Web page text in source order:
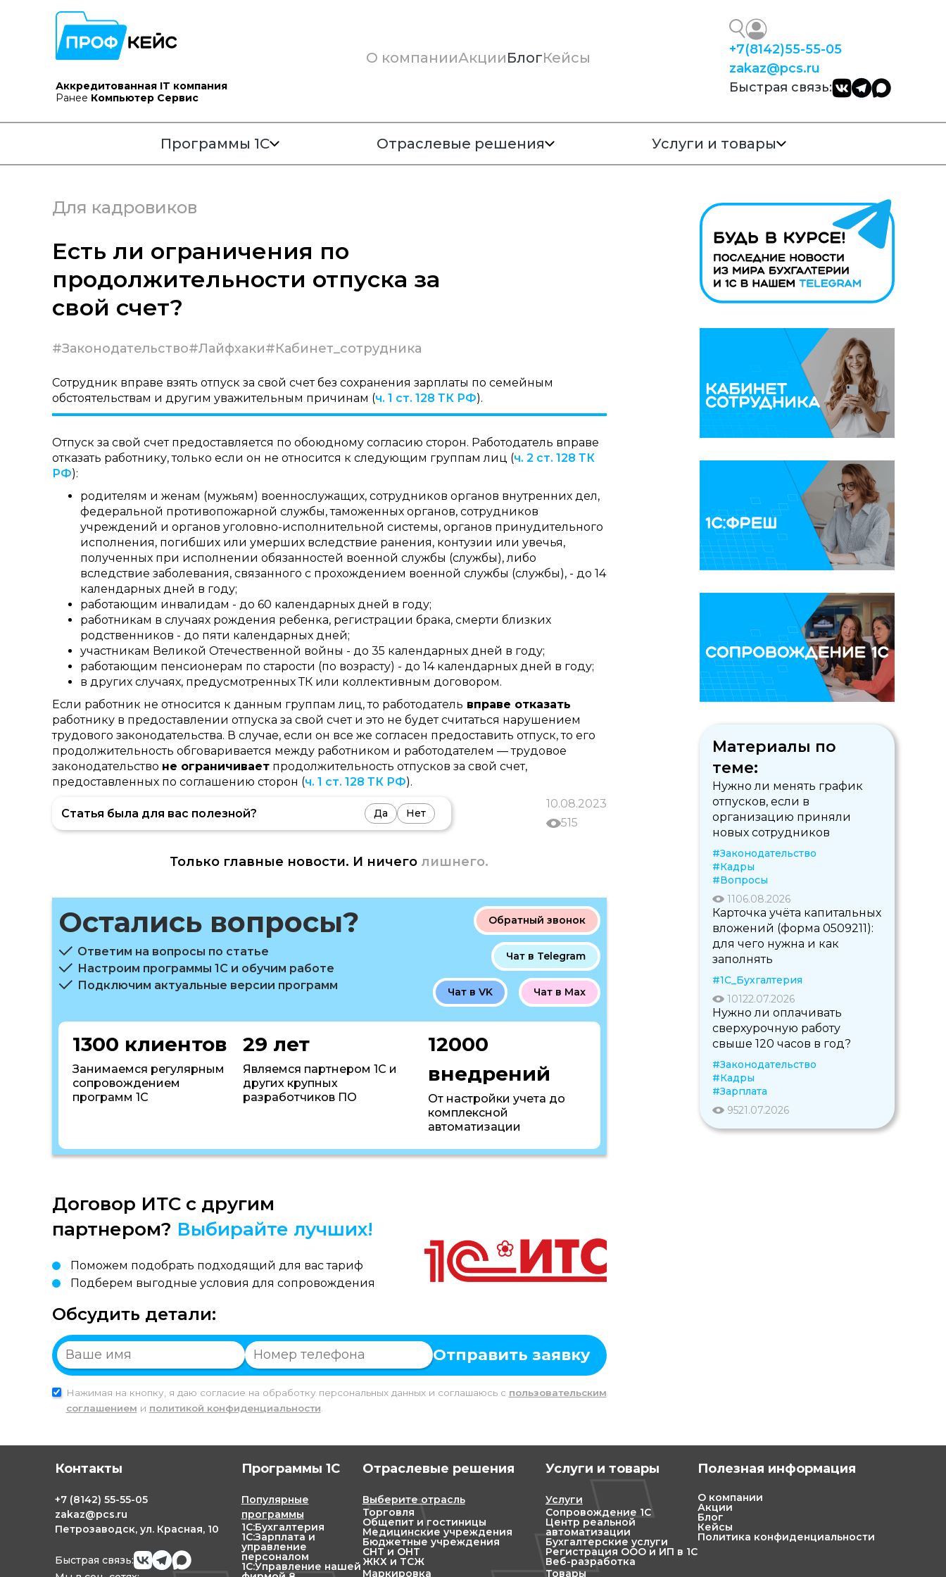
Аккредитованная IT компания
Ранее Компьютер Сервис
О компанииАкцииБлогКейсы
+7(8142)55-55-05
zakaz@pcs.ru
Быстрая связь:
Программы 1С Отраслевые решения Услуги и товары
Для кадровиков
Есть ли ограничения по
продолжительности отпуска за
свой счет?
#Законодательство#Лайфхаки#Кабинет_сотрудника
Сотрудник вправе взять отпуск за свой счет без сохранения зарплаты по семейным
обстоятельствам и другим уважительным причинам (ч. 1 ст. 128 ТК РФ).
Отпуск за свой счет предоставляется по обоюдному согласию сторон. Работодатель вправе
отказать работнику, только если он не относится к следующим группам лиц (ч. 2 ст. 128 ТК
РФ):
родителям и женам (мужьям) военнослужащих, сотрудников органов внутренних дел,
федеральной противопожарной службы, таможенных органов, сотрудников
учреждений и органов уголовно-исполнительной системы, органов принудительного
исполнения, погибших или умерших вследствие ранения, контузии или увечья,
полученных при исполнении обязанностей военной службы (службы), либо
вследствие заболевания, связанного с прохождением военной службы (службы), - до 14
календарных дней в году;
работающим инвалидам - до 60 календарных дней в году;
работникам в случаях рождения ребенка, регистрации брака, смерти близких
родственников - до пяти календарных дней;
участникам Великой Отечественной войны - до 35 календарных дней в году;
работающим пенсионерам по старости (по возрасту) - до 14 календарных дней в году;
в других случаях, предусмотренных ТК или коллективным договором.
Если работник не относится к данным группам лиц, то работодатель вправе отказать
работнику в предоставлении отпуска за свой счет и это не будет считаться нарушением
трудового законодательства. В случае, если он все же согласен предоставить отпуск, то его
продолжительность обговаривается между работником и работодателем — трудовое
законодательство не ограничиваетпродолжительность отпусков за свой счет,
предоставленных по соглашению сторон (ч. 1 ст. 128 ТК РФ).
10.08.2023
515
Статья была для вас полезной? Да Нет
Только главные новости. И ничего лишнего.
Остались вопросы?
Ответим на вопросы по статье
Настроим программы 1С и обучим работе
Подключим актуальные версии программ
Обратный звонок
Чат в Telegram
Чат в Max
Чат в VK
1300 клиентов
Занимаемся регулярным
сопровождением
программ 1С
29 лет
Являемся партнером 1С и
других крупных
разработчиков ПО
12000
внедрений
От настройки учета до
комплексной
автоматизации
Договор ИТС с другим
партнером? Выбирайте лучших!
Поможем подобрать подходящий для вас тариф
Подберем выгодные условия для сопровождения
Обсудить детали:
Отправить заявку
Нажимая на кнопку, я даю согласие на обработку персональных данных и соглашаюсь c пользовательским
соглашением и политикой конфиденциальности
Материалы по
теме:
Нужно ли менять график
отпусков, если в
организацию приняли
новых сотрудников
#Законодательство
#Кадры
#Вопросы
11 06.08.2026
Карточка учёта капитальных
вложений (форма 0509211):
для чего нужна и как
заполнять
#1С_Бухгалтерия
10122.07.2026
Нужно ли оплачивать
сверхурочную работу
свыше 120 часов в год?
#Законодательство
#Кадры
#Зарплата
9521.07.2026
Контакты
+7 (8142) 55-55-05
zakaz@pcs.ru
Петрозаводск, ул. Красная, 10
Быстрая связь:
Программы 1С
Популярные
программы
1С:Бухгалтерия
1С:Зарплата и
управление
персоналом
1С:Управление нашей
Отраслевые решения
Выберите отрасль
Торговля
Общепит и гостиницы
Медицинские учреждения
Бюджетные учреждения
СНТ и ОНТ
ЖКХ и ТСЖ
Маркировка
Услуги и товары
Услуги
Сопровождение 1С
Центр реальной
автоматизации
Бухгалтерские услуги
Регистрация ООО и ИП в 1С
Веб-разработка
Товары
Полезная информация
О компании
Акции
Блог
Кейсы
Политика конфиденциальности